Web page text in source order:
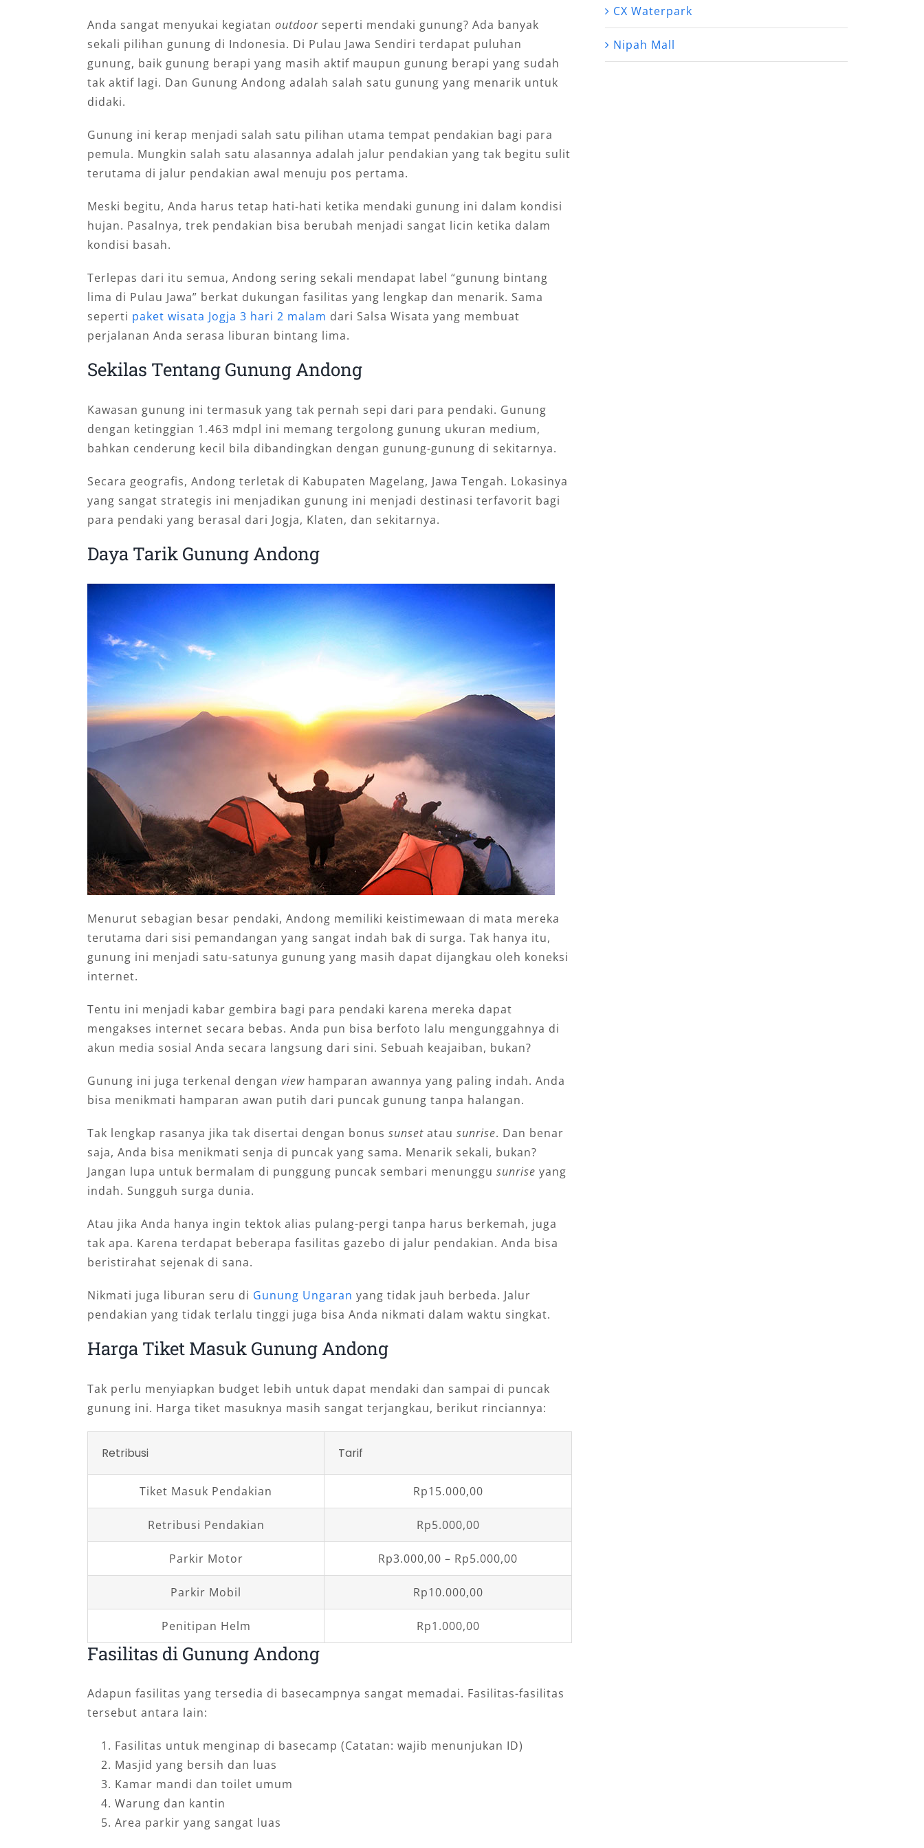
Anda sangat menyukai kegiatan outdoor seperti mendaki gunung? Ada banyak
sekali pilihan gunung di Indonesia. Di Pulau Jawa Sendiri terdapat puluhan
gunung, baik gunung berapi yang masih aktif maupun gunung berapi yang sudah
tak aktif lagi. Dan Gunung Andong adalah salah satu gunung yang menarik untuk
didaki.
Gunung ini kerap menjadi salah satu pilihan utama tempat pendakian bagi para
pemula. Mungkin salah satu alasannya adalah jalur pendakian yang tak begitu sulit
terutama di jalur pendakian awal menuju pos pertama.
Meski begitu, Anda harus tetap hati-hati ketika mendaki gunung ini dalam kondisi
hujan. Pasalnya, trek pendakian bisa berubah menjadi sangat licin ketika dalam
kondisi basah.
Terlepas dari itu semua, Andong sering sekali mendapat label “gunung bintang
lima di Pulau Jawa” berkat dukungan fasilitas yang lengkap dan menarik. Sama
seperti paket wisata Jogja 3 hari 2 malam dari Salsa Wisata yang membuat
perjalanan Anda serasa liburan bintang lima.
Sekilas Tentang Gunung Andong
Kawasan gunung ini termasuk yang tak pernah sepi dari para pendaki. Gunung
dengan ketinggian 1.463 mdpl ini memang tergolong gunung ukuran medium,
bahkan cenderung kecil bila dibandingkan dengan gunung-gunung di sekitarnya.
Secara geografis, Andong terletak di Kabupaten Magelang, Jawa Tengah. Lokasinya
yang sangat strategis ini menjadikan gunung ini menjadi destinasi terfavorit bagi
para pendaki yang berasal dari Jogja, Klaten, dan sekitarnya.
Daya Tarik Gunung Andong
Menurut sebagian besar pendaki, Andong memiliki keistimewaan di mata mereka
terutama dari sisi pemandangan yang sangat indah bak di surga. Tak hanya itu,
gunung ini menjadi satu-satunya gunung yang masih dapat dijangkau oleh koneksi
internet.
Tentu ini menjadi kabar gembira bagi para pendaki karena mereka dapat
mengakses internet secara bebas. Anda pun bisa berfoto lalu mengunggahnya di
akun media sosial Anda secara langsung dari sini. Sebuah keajaiban, bukan?
Gunung ini juga terkenal dengan view hamparan awannya yang paling indah. Anda
bisa menikmati hamparan awan putih dari puncak gunung tanpa halangan.
Tak lengkap rasanya jika tak disertai dengan bonus sunset atau sunrise. Dan benar
saja, Anda bisa menikmati senja di puncak yang sama. Menarik sekali, bukan?
Jangan lupa untuk bermalam di punggung puncak sembari menunggu sunrise yang
indah. Sungguh surga dunia.
Atau jika Anda hanya ingin tektok alias pulang-pergi tanpa harus berkemah, juga
tak apa. Karena terdapat beberapa fasilitas gazebo di jalur pendakian. Anda bisa
beristirahat sejenak di sana.
Nikmati juga liburan seru di Gunung Ungaran yang tidak jauh berbeda. Jalur
pendakian yang tidak terlalu tinggi juga bisa Anda nikmati dalam waktu singkat.
Harga Tiket Masuk Gunung Andong
Tak perlu menyiapkan budget lebih untuk dapat mendaki dan sampai di puncak
gunung ini. Harga tiket masuknya masih sangat terjangkau, berikut rinciannya:
Retribusi Tarif
Tiket Masuk Pendakian Rp15.000,00
Retribusi Pendakian Rp5.000,00
Parkir Motor Rp3.000,00 – Rp5.000,00
Parkir Mobil Rp10.000,00
Penitipan Helm Rp1.000,00
Fasilitas di Gunung Andong
Adapun fasilitas yang tersedia di basecampnya sangat memadai. Fasilitas-fasilitas
tersebut antara lain:
Fasilitas untuk menginap di basecamp (Catatan: wajib menunjukan ID)
Masjid yang bersih dan luas
Kamar mandi dan toilet umum
Warung dan kantin
Area parkir yang sangat luas
CX Waterpark
Nipah Mall